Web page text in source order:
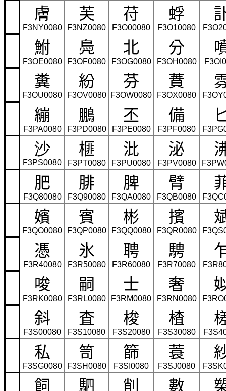
膚
F3NY0080
芙
F3NZ0080
苻
F3O00080
蜉
F3O10080
鮒
F3OE0080
鳧
F3OF0080
北
F3OG0080
分
F3OH0080
糞
F3OU0080
紛
F3OV0080
芬
F3OW0080
蕡
F3OX0080
繃
F3PA0080
鵬
F3PD0080
丕
F3PE0080
備
F3PF0080
沙
F3PS0080
榧
F3PT0080
沘
F3PU0080
泌
F3PV0080
肥
F3Q80080
腓
F3Q90080
脾
F3QA0080
臂
F3QB0080
嬪
F3QO0080
賓
F3QP0080
彬
F3QQ0080
擯
F3QR0080
憑
F3R40080
氷
F3R50080
聘
F3R60080
騁
F3R70080
唆
F3RK0080
嗣
F3RL0080
士
F3RM0080
奢
F3RN0080
斜
F3S00080
査
F3S10080
梭
F3S20080
楂
F3S30080
私
F3SG0080
笥
F3SH0080
篩
F3SI0080
蓑
F3SJ0080
飼 駟 削 數